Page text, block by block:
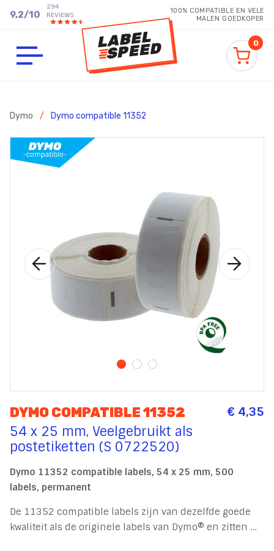
9,2/10
294
REVIEWS
100% COMPATIBLE EN VELE
MALEN GOEDKOPER
0
Dymo / Dymo compatible 11352
DYMO COMPATIBLE 11352 € 4,35
54 x 25 mm, Veelgebruikt als
postetiketten (S 0722520)
Dymo 11352 compatible labels, 54 x 25 mm, 500
labels, permanent
De 11352 compatible labels zijn van dezelfde goede
kwaliteit als de originele labels van Dymo® en zitten …